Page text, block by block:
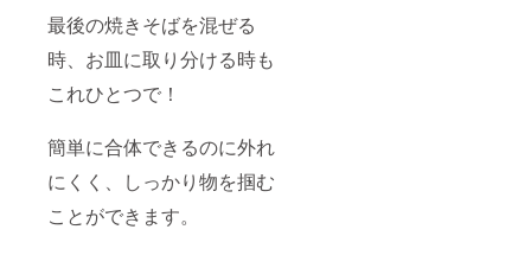
最後の焼きそばを混ぜる
時、お皿に取り分ける時も
これひとつで！
簡単に合体できるのに外れ
にくく、しっかり物を掴む
ことができます。